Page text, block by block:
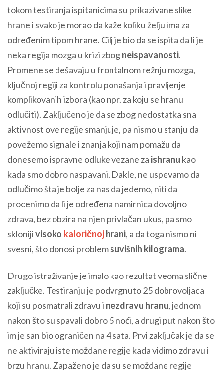
tokom testiranja ispitanicima su prikazivane slike
hrane i svako je morao da kaže koliku želju ima za
određenim tipom hrane. Cilj je bio da se ispita da li je
neka regija mozga u krizi zbogneispavanosti.
Promene se dešavaju u frontalnom režnju mozga,
ključnoj regiji za kontrolu ponašanja i pravljenje
komplikovanih izbora (kao npr. za koju se hranu
odlučiti). Zaključeno je da se zbog nedostatka sna
aktivnost ove regije smanjuje, pa nismo u stanju da
povežemo signale i znanja koji nam pomažu da
donesemo ispravne odluke vezane za ishranu kao
kada smo dobro naspavani. Dakle, ne uspevamo da
odlučimo šta je bolje za nas da jedemo, niti da
procenimo da li je određena namirnica dovoljno
zdrava, bez obzira na njen privlačan ukus, pa smo
sklonijivisoko kaloričnojhrani, a da toga nismo ni
svesni, što donosi problemsuvišnih kilograma.
Drugo istraživanje je imalo kao rezultat veoma slične
zaključke. Testiranju je podvrgnuto 25 dobrovoljaca
koji su posmatrali zdravu i nezdravu hranu, jednom
nakon što su spavali dobro 5 noći, a drugi put nakon što
im je san bio ograničen na 4 sata. Prvi zaključak je da se
ne aktiviraju iste moždane regije kada vidimo zdravu i
brzu hranu. Zapaženo je da su se moždane regije